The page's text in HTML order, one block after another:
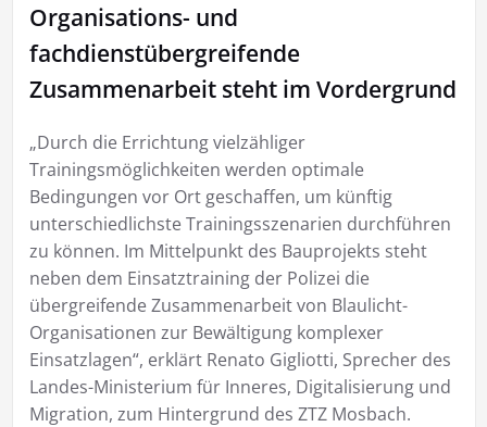
Organisations- und
fachdienstübergreifende
Zusammenarbeit steht im Vordergrund
„Durch die Errichtung vielzähliger
Trainingsmöglichkeiten werden optimale
Bedingungen vor Ort geschaffen, um künftig
unterschiedlichste Trainingsszenarien durchführen
zu können. Im Mittelpunkt des Bauprojekts steht
neben dem Einsatztraining der Polizei die
übergreifende Zusammenarbeit von Blaulicht-
Organisationen zur Bewältigung komplexer
Einsatzlagen“, erklärt Renato Gigliotti, Sprecher des
Landes-Ministerium für Inneres, Digitalisierung und
Migration, zum Hintergrund des ZTZ Mosbach.